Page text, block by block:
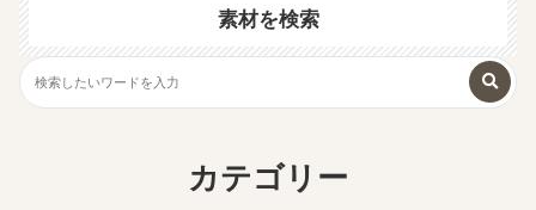
素材を検索
カテゴリー